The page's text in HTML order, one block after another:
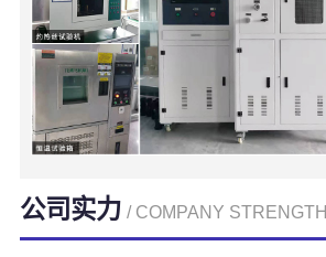
公司实力 / COMPANY STRENGTH